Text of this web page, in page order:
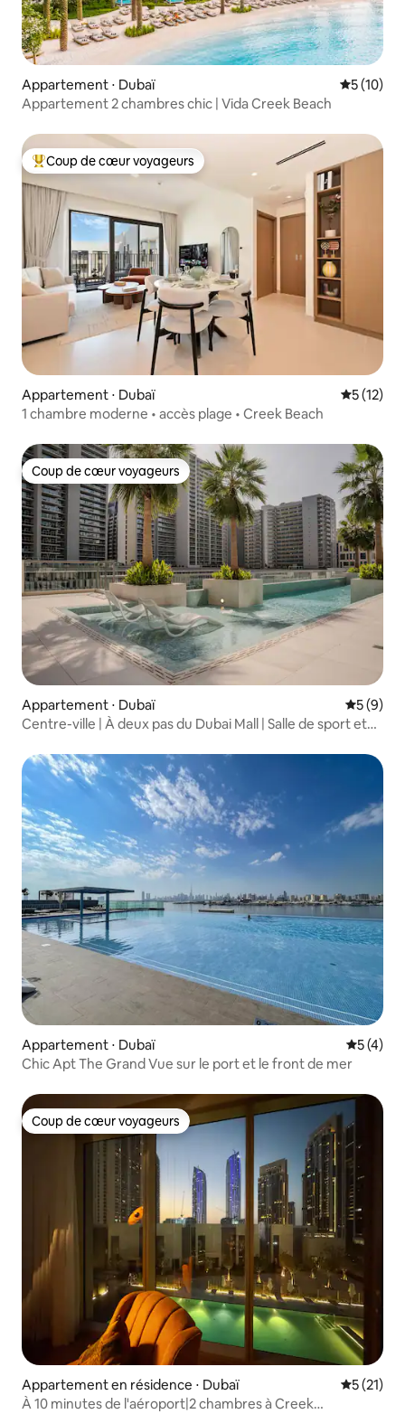
Appartement ⋅ Dubaï
5 (10)
Appartement 2 chambres chic | Vida Creek Beach
Coups de cœur voyageurs les plus appréciés
Coup de cœur voyageurs
Appartement ⋅ Dubaï
5 (12)
1 chambre moderne • accès plage • Creek Beach
Coup de cœur voyageurs
Coup de cœur voyageurs
Appartement ⋅ Dubaï
5 (9)
Centre-ville | À deux pas du Dubai Mall | Salle de sport et
Appartement ⋅ Dubaï
5 (4)
Chic Apt The Grand Vue sur le port et le front de mer
Coup de cœur voyageurs
Coup de cœur voyageurs
Appartement en résidence ⋅ Dubaï
5 (21)
À 10 minutes de l'aéroport|2 chambres à Creek